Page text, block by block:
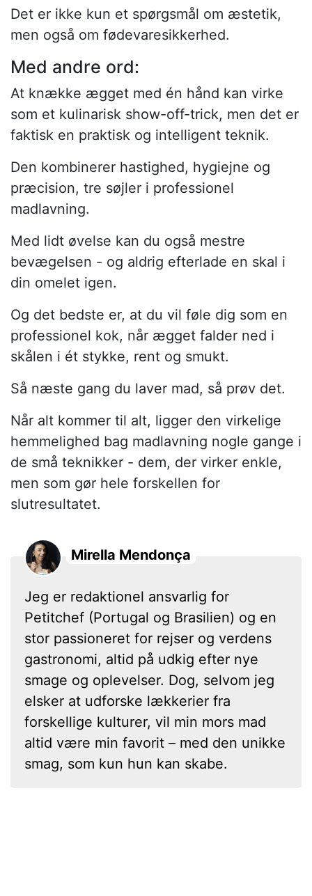
Det er ikke kun et spørgsmål om æstetik,
men også om fødevaresikkerhed.
Med andre ord:
At knække ægget med én hånd kan virke
som et kulinarisk show-off-trick, men det er
faktisk en praktisk og intelligent teknik.
Den kombinerer hastighed, hygiejne og
præcision, tre søjler i professionel
madlavning.
Med lidt øvelse kan du også mestre
bevægelsen - og aldrig efterlade en skal i
din omelet igen.
Og det bedste er, at du vil føle dig som en
professionel kok, når ægget falder ned i
skålen i ét stykke, rent og smukt.
Så næste gang du laver mad, så prøv det.
Når alt kommer til alt, ligger den virkelige
hemmelighed bag madlavning nogle gange i
de små teknikker - dem, der virker enkle,
men som gør hele forskellen for
slutresultatet.
Mirella Mendonça
Jeg er redaktionel ansvarlig for
Petitchef (Portugal og Brasilien) og en
stor passioneret for rejser og verdens
gastronomi, altid på udkig efter nye
smage og oplevelser. Dog, selvom jeg
elsker at udforske lækkerier fra
forskellige kulturer, vil min mors mad
altid være min favorit – med den unikke
smag, som kun hun kan skabe.